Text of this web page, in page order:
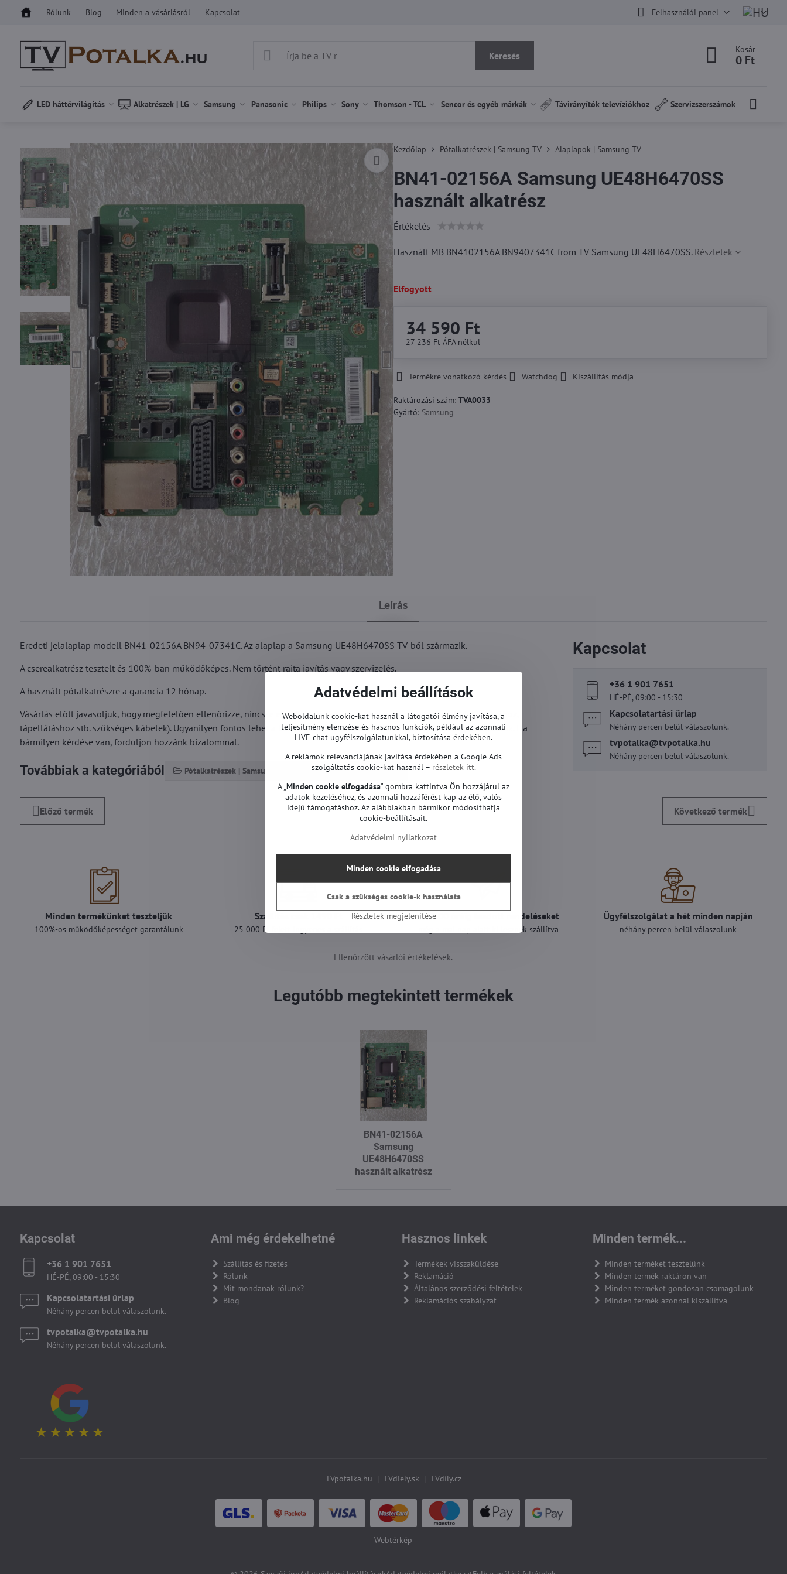
Rólunk Blog Minden a vásárlásról Kapcsolat Felhasználói panel
Keresés
Kosár
0 Ft
LED háttérvilágítás Alkatrészek | LG Samsung Panasonic Philips Sony Thomson - TCL Sencor és egyéb márkák Távirányítók televíziókhoz Szervizszerszámok
Kezdőlap Pótalkatrészek | Samsung TV Alaplapok | Samsung TV
BN41-02156A Samsung UE48H6470SS
használt alkatrész
Értékelés
Használt MB BN4102156A BN9407341C from TV Samsung UE48H6470SS. Részletek
Elfogyott
34 590 Ft
27 236 Ft ÁFA nélkül
Termékre vonatkozó kérdés Watchdog Kiszállítás módja
Raktározási szám: TVA0033
Gyártó: Samsung
Leírás
Eredeti jelalaplap modell BN41-02156A BN94-07341C. Az alaplap a Samsung UE48H6470SS TV-ből származik.
A cserealkatrész tesztelt és 100%-ban működőképes. Nem történt rajta javítás vagy szervizelés.
A használt pótalkatrészre a garancia 12 hónap.
Vásárlás előtt javasoljuk, hogy megfelelően ellenőrizze, nincs-e eltérés a táblával (különösen a képernyő csatlakoztatásához,
tápellátáshoz stb. szükséges kábelek). Ugyanilyen fontos lehet a kártya megfelelő modellszáma, amely BN94-gyel kezdődik. Ha
bármilyen kérdése van, forduljon hozzánk bizalommal.
Továbbiak a kategóriából Pótalkatrészek | Samsung TV Alaplapok | Samsung TV
Kapcsolat
+36 1 901 7651
HÉ-PÉ, 09:00 - 15:30
Kapcsolatartási űrlap
Néhány percen belül válaszolunk.
tvpotalka​@tvpotalka​.hu
Néhány percen belül válaszolunk.
Előző termék Következő termék
Minden termékünket teszteljük
100%-os működőképességet garantálunk
Szállítás csak 1490 Ft
25 000 Ft felett ingyenes a szállítás
A 12:00 óráig leadott rendeléseket
még a mai nap alatt ki lesznek szállítva
Ügyfélszolgálat a hét minden napján
néhány percen belül válaszolunk
Ellenőrzött vásárlói értékelések.
Legutóbb megtekintett termékek
BN41-02156A
Samsung
UE48H6470SS
használt alkatrész
Kapcsolat
+36 1 901 7651
HÉ-PÉ, 09:00 - 15:30
Kapcsolatartási űrlap
Néhány percen belül válaszolunk.
tvpotalka​@tvpotalka​.hu
Néhány percen belül válaszolunk.
Ami még érdekelhetné
Szállítás és fizetés
Rólunk
Mit mondanak rólunk?
Blog
Hasznos linkek
Termékek visszaküldése
Reklamáció
Általános szerződési feltételek
Reklamációs szabályzat
Minden termék...
Minden terméket tesztelünk
Minden termék raktáron van
Minden terméket gondosan csomagolunk
Minden termék azonnal kiszállítva
TVpotalka.hu | TVdiely.sk | TVdíly.cz
Webtérkép
Adatvédelmi beállítások
Weboldalunk cookie-kat használ a látogatói élmény javítása, a
teljesítmény elemzése és hasznos funkciók, például az azonnali
LIVE chat ügyfélszolgálatunkkal, biztosítása érdekében.
A reklámok relevanciájának javítása érdekében a Google Ads
szolgáltatás cookie-kat használ – részletek itt.
A „Minden cookie elfogadása" gombra kattintva Ön hozzájárul az
adatok kezeléséhez, és azonnali hozzáférést kap az élő, valós
idejű támogatáshoz. Az alábbiakban bármikor módosíthatja
cookie-beállításait.
Adatvédelmi nyilatkozat
Részletek megjelenítése
Minden cookie elfogadása
Csak a szükséges cookie-k használata